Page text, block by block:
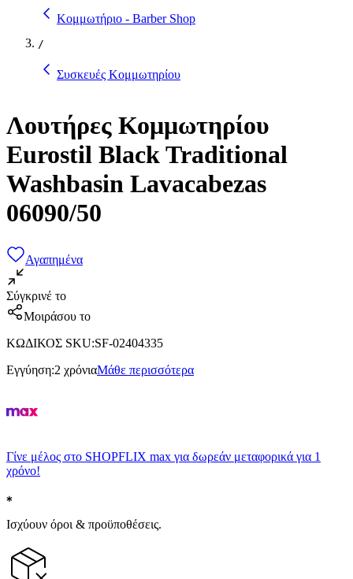
Κομμωτήριο - Barber Shop
/
Συσκευές Κομμωτηρίου
Λουτήρες Κομμωτηρίου
Eurostil Black Traditional
Washbasin Lavacabezas
06090/50
Αγαπημένα
Σύγκρινέ το
Μοιράσου το
ΚΩΔΙΚΟΣ SKU:SF-02404335
Εγγύηση:2 χρόνιαΜάθε περισσότερα
Γίνε μέλος στο SHOPFLIX max για δωρεάν μεταφορικά για 1
χρόνο!
Ισχύουν όροι & προϋποθέσεις.